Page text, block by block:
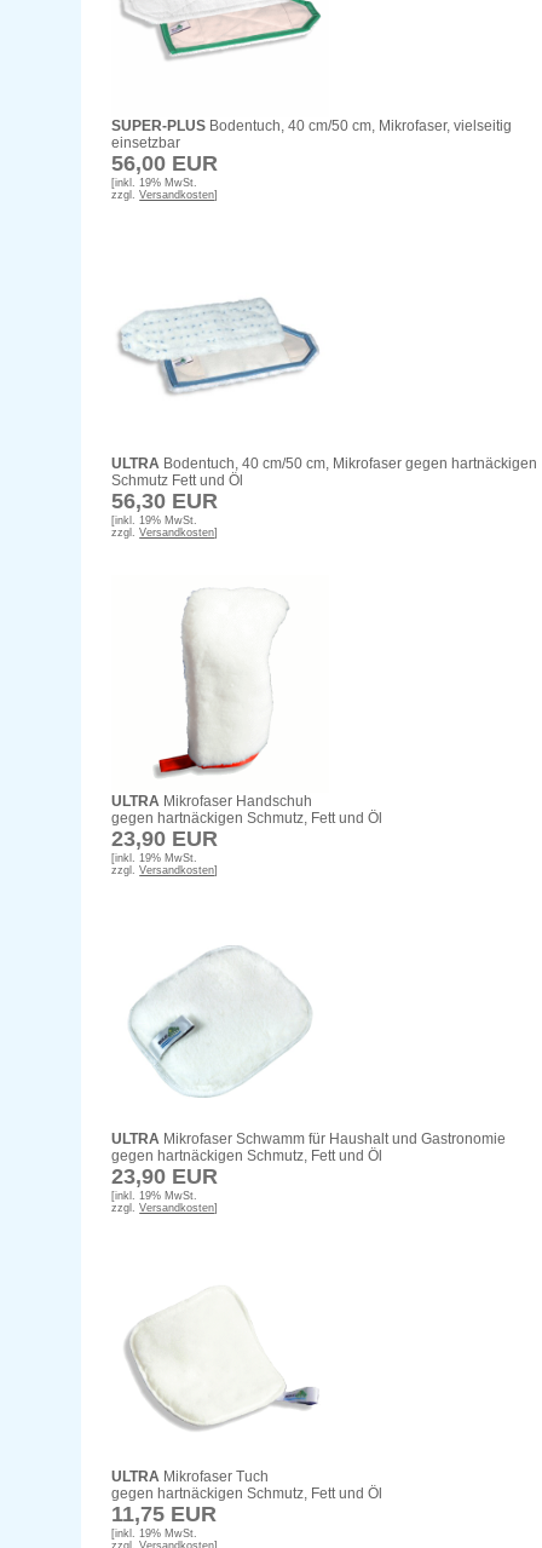
SUPER-PLUS Bodentuch, 40 cm/50 cm, Mikrofaser, vielseitig
einsetzbar
56,00 EUR
[inkl. 19% MwSt.
zzgl.Versandkosten]
ULTRA Bodentuch, 40 cm/50 cm, Mikrofaser gegen hartnäckigen
Schmutz Fett und Öl
56,30 EUR
[inkl. 19% MwSt.
zzgl.Versandkosten]
ULTRA Mikrofaser Handschuh
gegen hartnäckigen Schmutz, Fett und Öl
23,90 EUR
[inkl. 19% MwSt.
zzgl.Versandkosten]
ULTRA Mikrofaser Schwamm für Haushalt und Gastronomie
gegen hartnäckigen Schmutz, Fett und Öl
23,90 EUR
[inkl. 19% MwSt.
zzgl.Versandkosten]
ULTRA Mikrofaser Tuch
gegen hartnäckigen Schmutz, Fett und Öl
11,75 EUR
[inkl. 19% MwSt.